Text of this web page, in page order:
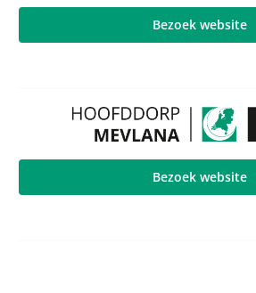
Bezoek website
Bezoek website